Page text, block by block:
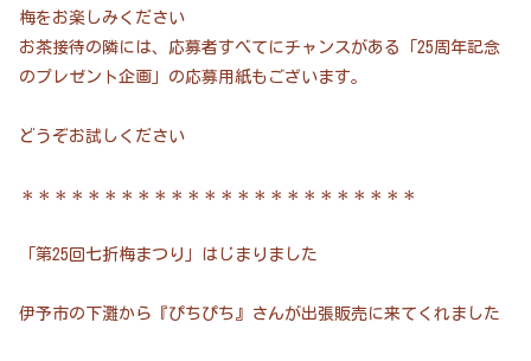
梅をお楽しみください
お茶接待の隣には、応募者すべてにチャンスがある「25周年記念
のプレゼント企画」の応募用紙もございます。
どうぞお試しください
＊＊＊＊＊＊＊＊＊＊＊＊＊＊＊＊＊＊＊＊＊＊＊＊
「第25回七折梅まつり」はじまりました
伊予市の下灘から『ぴちぴち』さんが出張販売に来てくれました